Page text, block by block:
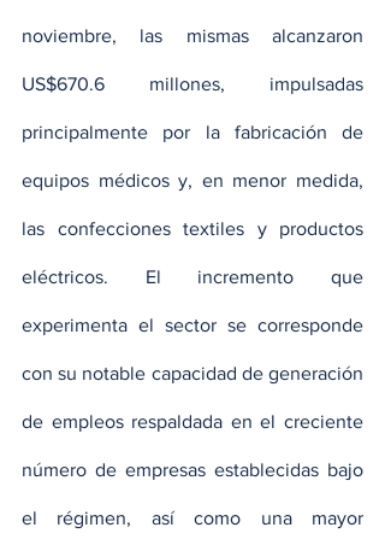
noviembre, las mismas alcanzaron
US$670.6 millones, impulsadas
principalmente por la fabricación de
equipos médicos y, en menor medida,
las confecciones textiles y productos
eléctricos. El incremento que
experimenta el sector se corresponde
con su notable capacidad de generación
de empleos respaldada en el creciente
número de empresas establecidas bajo
el régimen, así como una mayor